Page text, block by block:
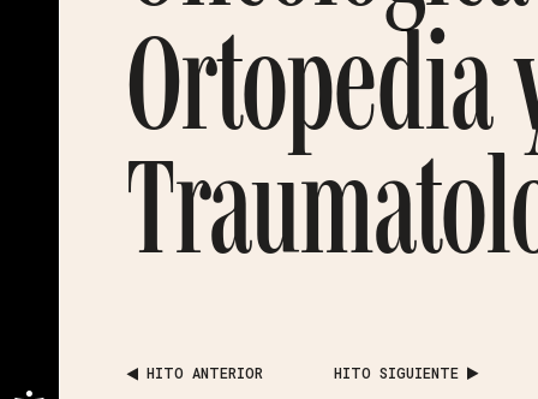
Ortopedia
HITO ANTERIOR HITO SIGUIENTE